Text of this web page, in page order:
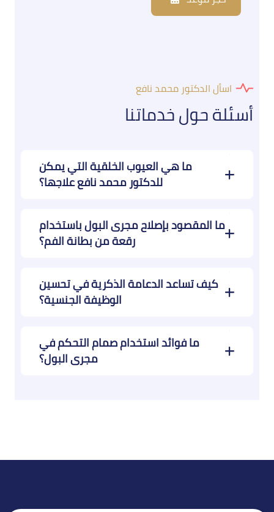
اسأل الدكتور محمد نافع
أسئلة حول خدماتنا
ما هي العيوب الخلقية التي يمكن
للدكتور محمد نافع علاجها؟
ما المقصود بإصلاح مجرى البول باستخدام
رقعة من بطانة الفم؟
كيف تساعد الدعامة الذكرية في تحسين
الوظيفة الجنسية؟
ما فوائد استخدام صمام التحكم في
مجرى البول؟